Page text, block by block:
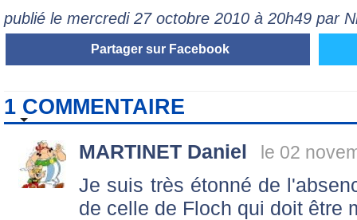
publié le mercredi 27 octobre 2010 à 20h49 par
Partager sur Facebook
1 COMMENTAIRE
MARTINET Daniel le 02
Je suis très étonné de
de celle de Floch qui doit être